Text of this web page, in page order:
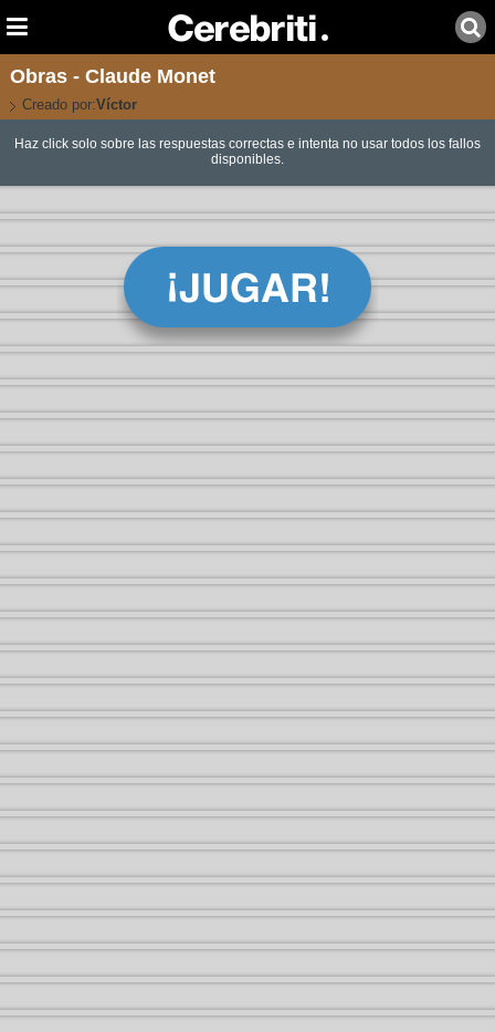
Obras - Claude Monet
Creado por:Víctor
Haz click solo sobre las respuestas correctas e intenta no usar todos los fallos
disponibles.